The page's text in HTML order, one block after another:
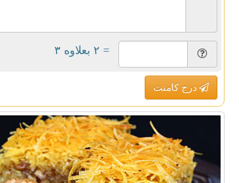
= ۲ بعلاوه ۳
درج کامنت